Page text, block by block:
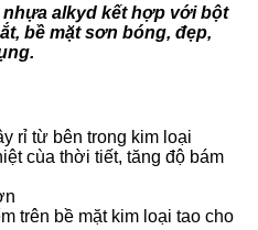
alkyd kết hợp với bột
bề mặt sơn bóng, đẹp,
rỉ từ bên trong kim loại
cùa thời tiết, tăng độ bám
trên bề mặt kim loại tao cho